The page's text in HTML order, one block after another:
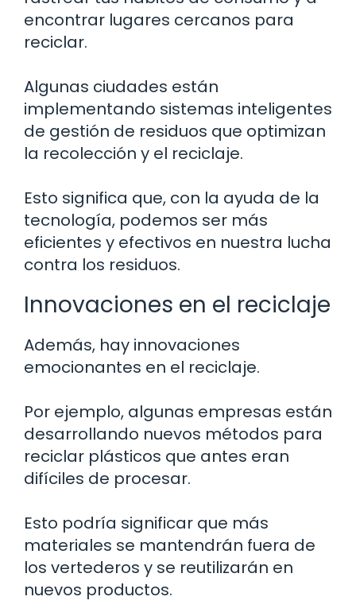
encontrar lugares cercanos para
reciclar.
Algunas ciudades están
implementando sistemas inteligentes
de gestión de residuos que optimizan
la recolección y el reciclaje.
Esto significa que, con la ayuda de la
tecnología, podemos ser más
eficientes y efectivos en nuestra lucha
contra los residuos.
Innovaciones en el reciclaje
Además, hay innovaciones
emocionantes en el reciclaje.
Por ejemplo, algunas empresas están
desarrollando nuevos métodos para
reciclar plásticos que antes eran
difíciles de procesar.
Esto podría significar que más
materiales se mantendrán fuera de
los vertederos y se reutilizarán en
nuevos productos.